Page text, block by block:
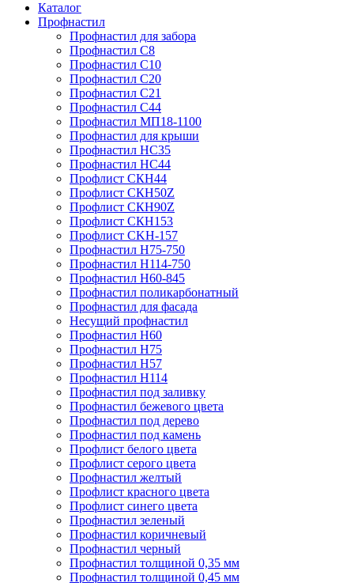
Каталог
Профнастил
Профнастил для забора
Профнастил С8
Профнастил С10
Профнастил С20
Профнастил С21
Профнастил С44
Профнастил МП18-1100
Профнастил для крыши
Профнастил HC35
Профнастил НС44
Профлист СКН44
Профлист СКН50Z
Профлист СКН90Z
Профлист СКН153
Профлист СKH-157
Профнастил Н75-750
Профнастил Н114-750
Профнастил Н60-845
Профнастил поликарбонатный
Профнастил для фасада
​Несущий профнастил
Профнастил H60
Профнастил Н75
Профнастил Н57
Профнастил Н114
Профнастил под заливку
Профнастил бежевого цвета
Профнастил под дерево
Профнастил под камень
Профлист белого цвета
Профлист серого цвета
Профнастил желтый
Профлист красного цвета
Профлист синего цвета
Профнастил зеленый
Профнастил коричневый
Профнастил черный
Профнастил толщиной 0,35 мм
Профнастил толщиной 0,45 мм